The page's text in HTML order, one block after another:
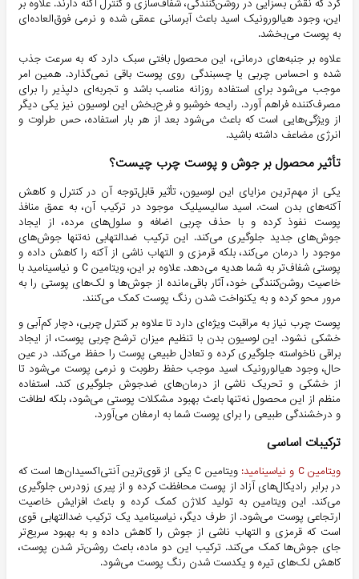
کرد که نقش بسزایی در روشن‌کنندگی، شفاف‌سازی و کنترل آکنه دارند. علاوه بر
این، وجود هیالورونیک اسید باعث آبرسانی عمقی شده و نرمی فوق‌العاده‌ای
به پوست می‌بخشد.
علاوه بر جنبه‌های درمانی، این محصول بافتی سبک دارد که به سرعت جذب
شده و احساس چربی یا چسبندگی روی پوست باقی نمی‌گذارد. همین امر
موجب می‌شود برای استفاده روزانه مناسب باشد و تجربه‌ای دلپذیر را برای
مصرف‌کننده فراهم آورد. رایحه خوشبو و فرح‌بخش این لوسیون نیز یکی دیگر
از ویژگی‌هایی است که باعث می‌شود بعد از هر بار استفاده، حس طراوت و
انرژی مضاعف داشته باشید.
تأثیر محصول بر جوش و پوست چرب چیست؟
یکی از مهم‌ترین مزایای این لوسیون، تأثیر قابل‌توجه آن در کنترل و کاهش
آکنه‌های بدن است. اسید سالیسیلیک موجود در ترکیب آن، به عمق منافذ
پوست نفوذ کرده و با حذف چربی اضافه و سلول‌های مرده، از ایجاد
جوش‌های جدید جلوگیری می‌کند. این ترکیب ضدالتهابی نه‌تنها جوش‌های
موجود را درمان می‌کند، بلکه قرمزی و التهاب ناشی از آکنه را کاهش داده و
پوستی شفاف‌تر به شما هدیه می‌دهد. علاوه بر این، ویتامین C و نیاسینامید با
خاصیت روشن‌کنندگی خود، آثار باقی‌مانده از جوش‌ها و لک‌های پوستی را به
مرور محو کرده و به یکنواخت شدن رنگ پوست کمک می‌کنند.
پوست چرب نیاز به مراقبت ویژه‌ای دارد تا علاوه بر کنترل چربی، دچار کم‌آبی و
خشکی نشود. این لوسیون بدن با تنظیم میزان ترشح چربی پوست، از ایجاد
براقی ناخواسته جلوگیری کرده و تعادل طبیعی پوست را حفظ می‌کند. در عین
حال، وجود هیالورونیک اسید موجب حفظ رطوبت و نرمی پوست می‌شود تا
از خشکی و تحریک ناشی از درمان‌های ضدجوش جلوگیری کند. استفاده
منظم از این محصول نه‌تنها باعث بهبود مشکلات پوستی می‌شود، بلکه لطافت
و درخشندگی طبیعی را برای پوست شما به ارمغان می‌آورد.
ترکیبات اساسی
ویتامین C و نیاسینامید:
ویتامین C یکی از قوی‌ترین آنتی‌اکسیدان‌ها است که
در برابر رادیکال‌های آزاد از پوست محافظت کرده و از پیری زودرس جلوگیری
می‌کند. این ویتامین به تولید کلاژن کمک کرده و باعث افزایش خاصیت
ارتجاعی پوست می‌شود. از طرف دیگر، نیاسینامید یک ترکیب ضدالتهابی قوی
است که قرمزی و التهاب ناشی از جوش را کاهش داده و به بهبود سریع‌تر
جای جوش‌ها کمک می‌کند. ترکیب این دو ماده، باعث روشن‌تر شدن پوست،
کاهش لک‌های تیره و یکدست شدن رنگ پوست می‌شود.